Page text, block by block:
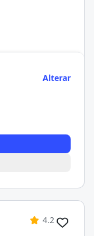
Alterar
4.2